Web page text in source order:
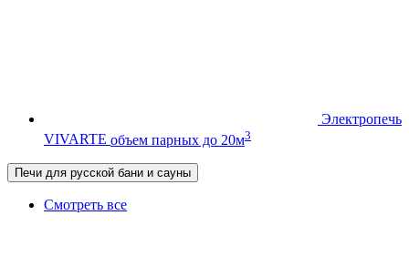
Электропечь
VIVARTE объем парных до 20м3
Печи для русской бани и сауны
Смотреть все